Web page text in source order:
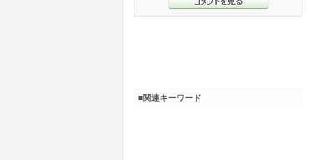
■関連キーワード